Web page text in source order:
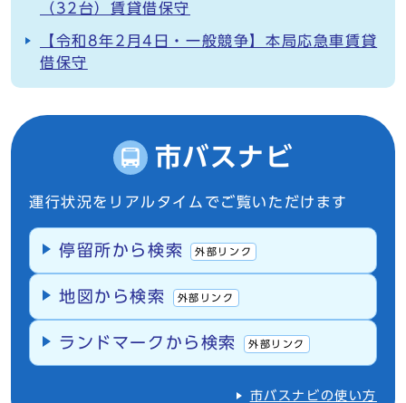
（32台）賃貸借保守
【令和8年2月4日・一般競争】本局応急車賃貸
借保守
市バスナビ
運行状況をリアルタイムでご覧いただけます
停留所から検索 外部リンク
地図から検索 外部リンク
ランドマークから検索 外部リンク
市バスナビの使い方